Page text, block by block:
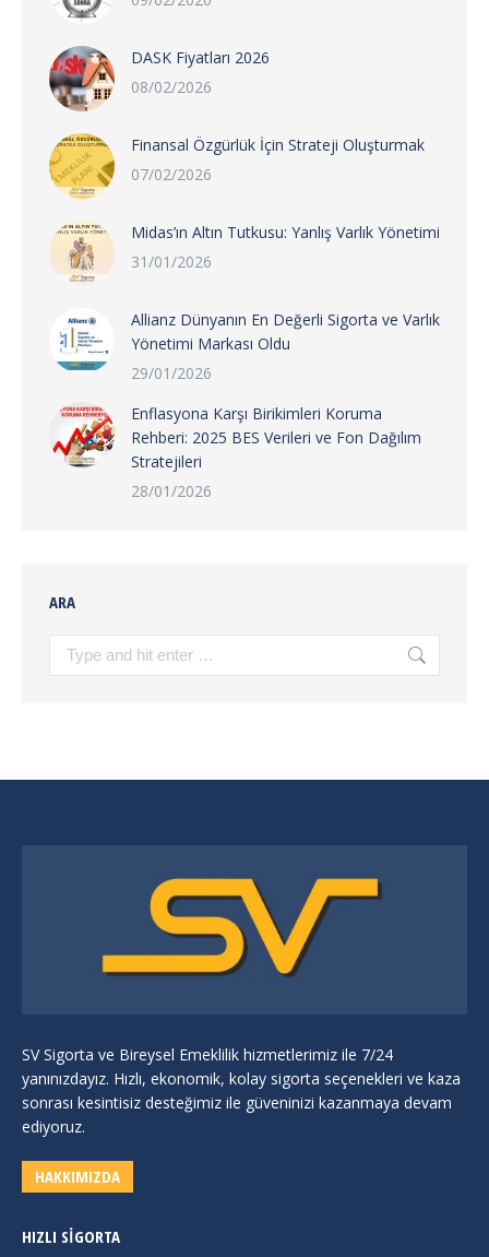
DASK Fiyatları 2026
08/02/2026
Finansal Özgürlük İçin Strateji Oluşturmak
07/02/2026
Midas’ın Altın Tutkusu: Yanlış Varlık Yönetimi
31/01/2026
Allianz Dünyanın En Değerli Sigorta ve Varlık
Yönetimi Markası Oldu
29/01/2026
Enflasyona Karşı Birikimleri Koruma
Rehberi: 2025 BES Verileri ve Fon Dağılım
Stratejileri
28/01/2026
ARA
Search:
SV Sigorta ve Bireysel Emeklilik hizmetlerimiz ile 7/24
yanınızdayız. Hızlı, ekonomik, kolay sigorta seçenekleri ve kaza
sonrası kesintisiz desteğimiz ile güveninizi kazanmaya devam
ediyoruz.
HAKKIMIZDA
HIZLI SIGORTA